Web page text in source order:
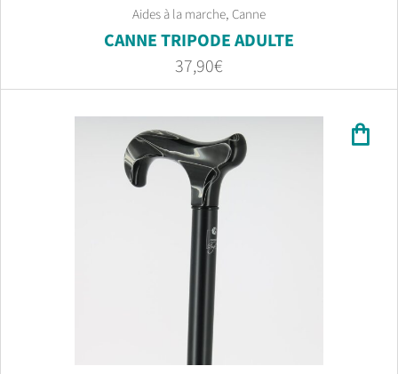
Aides à la marche, Canne
CANNE TRIPODE ADULTE
37,90€